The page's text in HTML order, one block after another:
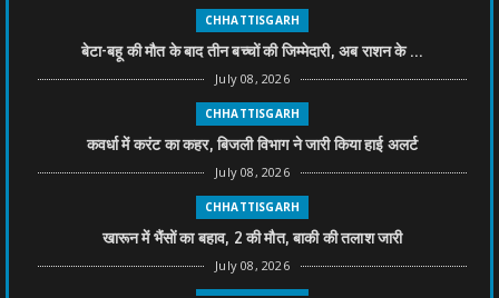
CHHATTISGARH
बेटा-बहू की मौत के बाद तीन बच्चों की जिम्मेदारी, अब राशन के ...
July 08, 2026
CHHATTISGARH
कवर्धा में करंट का कहर, बिजली विभाग ने जारी किया हाई अलर्ट
July 08, 2026
CHHATTISGARH
खारून में भैंसों का बहाव, 2 की मौत, बाकी की तलाश जारी
July 08, 2026